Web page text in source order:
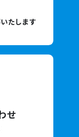
たします
せ